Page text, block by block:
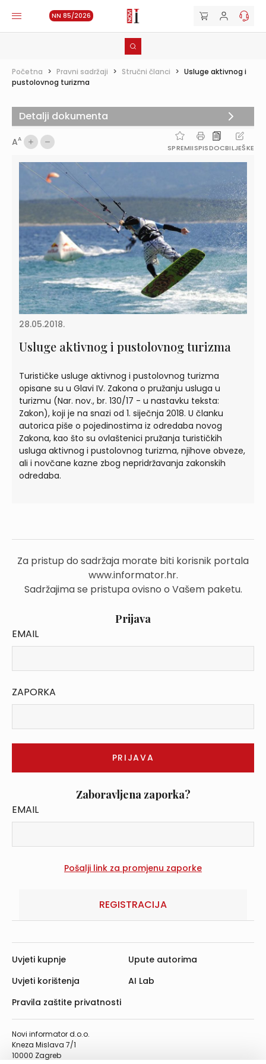
NN 85/2026
Početna > Pravni sadržaji > Stručni članci > Usluge aktivnog i
pustolovnog turizma
AA
SPREMIISPISDOCBILJEŠKE
28.05.2018.
Usluge aktivnog i pustolovnog turizma
Turističke usluge aktivnog i pustolovnog turizma
opisane su u Glavi IV. Zakona o pružanju usluga u
turizmu (Nar. nov., br. 130/17 - u nastavku teksta:
Zakon), koji je na snazi od 1. siječnja 2018. U članku
autorica piše o pojedinostima iz odredaba novog
Zakona, kao što su ovlaštenici pružanja turističkih
usluga aktivnog i pustolovnog turizma, njihove obveze,
ali i novčane kazne zbog nepridržavanja zakonskih
odredaba.
Za pristup do sadržaja morate biti korisnik portala
www.informator.hr.
Sadržajima se pristupa ovisno o Vašem paketu.
Prijava
EMAIL
ZAPORKA
Zaboravljena zaporka?
EMAIL
REGISTRACIJA
Detalji dokumenta
Novi informator d.o.o.
Kneza Mislava 7/1
10000 Zagreb
Uvjeti kupnje
Uvjeti korištenja
Pravila zaštite privatnosti
Upute autorima
AI Lab